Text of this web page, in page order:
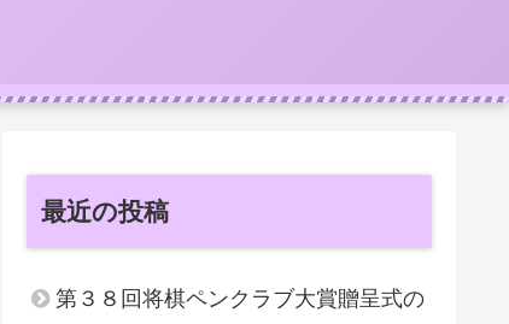
最近の投稿
第３８回将棋ペンクラブ大賞贈呈式の